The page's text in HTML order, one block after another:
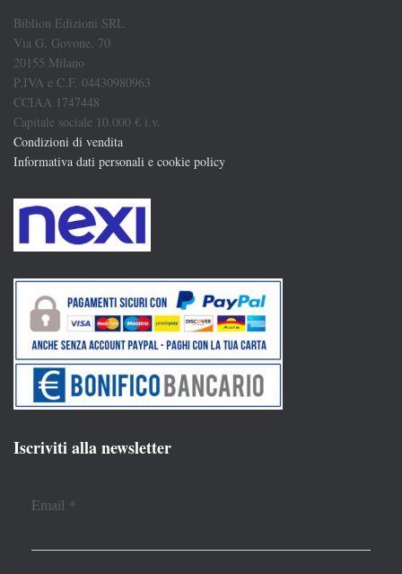
Biblion Edizioni SRL
Via G. Govone, 70
20155 Milano
P.IVA e C.F. 04430980963
CCIAA 1747448
Capitale sociale 10.000 € i.v.
Condizioni di vendita
Informativa dati personali e cookie policy
Iscriviti alla newsletter
Email *